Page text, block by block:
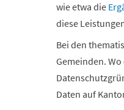
wie etwa die
diese
Bei den
Gemeinden.
Daten auf